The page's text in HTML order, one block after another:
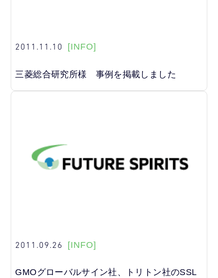
2011.11.10 [INFO]
三菱総合研究所様 事例を掲載しました
2011.09.26 [INFO]
GMOグローバルサイン社、トリトン社のSSL